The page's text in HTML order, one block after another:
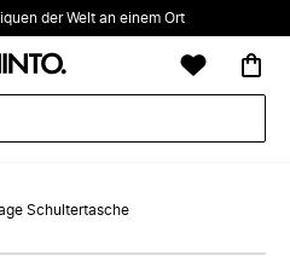
der Welt an einem Ort
Schultertasche